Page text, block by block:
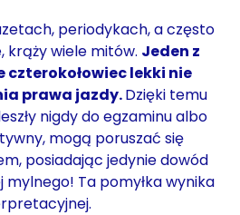
periodykach, a często
krąży wiele mitów. Jeden z
czterokołowiec lekki nie
prawa jazdy.Dzięki temu
nigdy do egzaminu albo
mogą poruszać się
posiadając jedynie dowód
mylnego! Ta pomyłka wynika